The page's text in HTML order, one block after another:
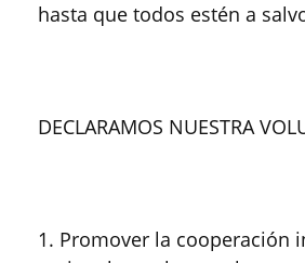
hasta que todos estén a
DECLARAMOS NUESTRA
1. Promover la cooperación